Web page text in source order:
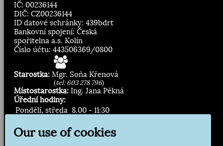
IČ: 00236144
DIČ: CZ00236144
ID datové schránky: 439bdrt
Bankovní spojení: Česká
spořitelna a.s. Kolín
Číslo účtu: 443506369/0800
Starostka: Mgr. Soňa Křenová
(tel: 603 278 796)
Místostarostka: Ing. Jana Pěkná
Úřední hodiny:
Pondělí, středa 8.00 - 11:30
Our use of cookies